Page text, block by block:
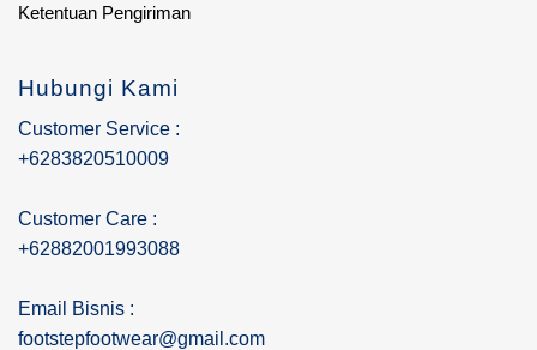
Ketentuan Pengiriman
Hubungi Kami
Customer Service :
+6283820510009
Customer Care :
+62882001993088
Email Bisnis :
footstepfootwear@gmail.com